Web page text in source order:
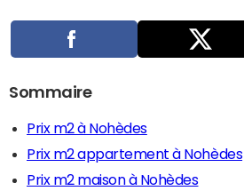
Sommaire
Prix m2 à Nohèdes
Prix m2 appartement à Nohèdes
Prix m2 maison à Nohèdes